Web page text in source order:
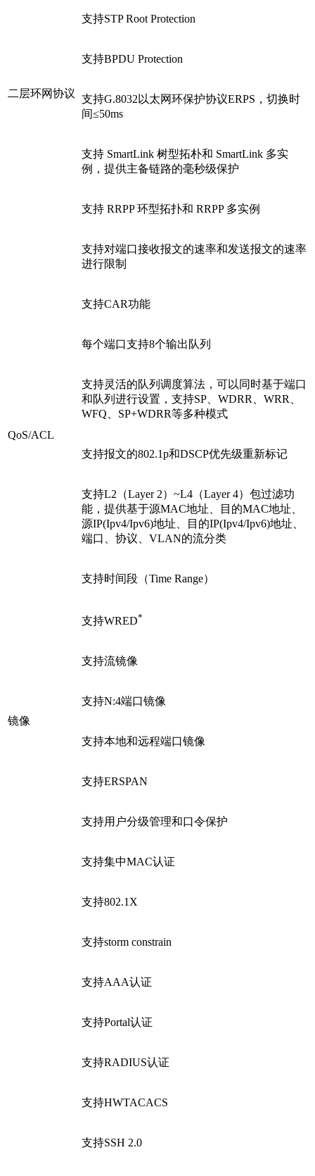
二层环网协议
支持STP Root Protection
支持BPDU Protection
支持G.8032以太网环保护协议ERPS，切换时
间≤50ms
支持 SmartLink 树型拓朴和 SmartLink 多实
例，提供主备链路的毫秒级保护
支持 RRPP 环型拓扑和 RRPP 多实例
QoS/ACL
支持对端口接收报文的速率和发送报文的速率
进行限制
支持CAR功能
每个端口支持8个输出队列
支持灵活的队列调度算法，可以同时基于端口
和队列进行设置，支持SP、WDRR、WRR、
WFQ、SP+WDRR等多种模式
支持报文的802.1p和DSCP优先级重新标记
支持L2（Layer 2）~L4（Layer 4）包过滤功
能，提供基于源MAC地址、目的MAC地址、
源IP(Ipv4/Ipv6)地址、目的IP(Ipv4/Ipv6)地址、
端口、协议、VLAN的流分类
支持时间段（Time Range）
支持WRED*
镜像
支持流镜像
支持N:4端口镜像
支持本地和远程端口镜像
支持ERSPAN
支持用户分级管理和口令保护
支持集中MAC认证
支持802.1X
支持storm constrain
支持AAA认证
支持Portal认证
支持RADIUS认证
支持HWTACACS
支持SSH 2.0